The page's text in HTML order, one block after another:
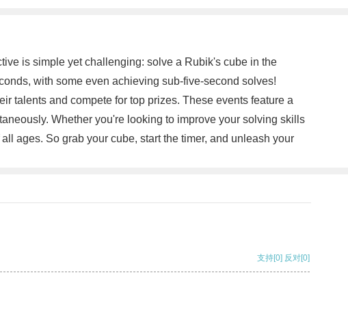
is simple yet challenging: solve a Rubik's cube in the
with some even achieving sub-five-second solves!
talents and compete for top prizes. These events feature a
Whether you're looking to improve your solving skills
ages. So grab your cube, start the timer, and unleash your
支持[0] 反对[0]